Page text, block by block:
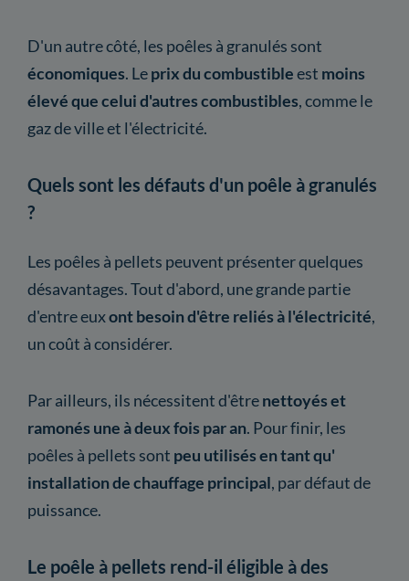
D'un autre côté, les poêles à granulés sont
économiques. Leprix du combustibleest moins
élevé que celui d'autres combustibles, comme le
gaz de ville et l'électricité.
Quels sont les défauts d'un poêle à granulés
?
Les poêles à pellets peuvent présenter quelques
désavantages. Tout d'abord, une grande partie
d'entre euxont besoin d'être reliés à l'électricité,
un coût à considérer.
Par ailleurs, ils nécessitent d'êtrenettoyés et
ramonés une à deux fois par an. Pour finir, les
poêles à pellets sont peu utilisés en tant qu'
installation de chauffage principal, par défaut de
puissance.
Le poêle à pellets rend-il éligible à des